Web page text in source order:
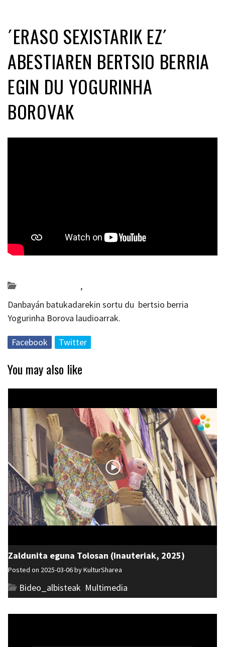
´ERASO SEXISTARIK EZ´
ABESTIAREN BERTSIO BERRIA
EGIN DU YOGURINHA
BOROVAK
,
Danbayán batukadarekin sortu du bertsio berria
Yogurinha Borova laudioarrak.
Facebook Twitter
You may also like
Zaldunita eguna Tolosan (Inauteriak, 2025)
Posted on 2025-03-06 byKulturSharea
Bideo_albisteak Multimedia